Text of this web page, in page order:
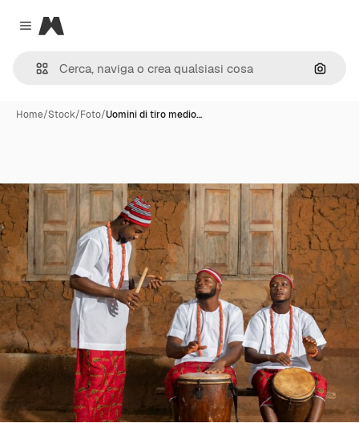
Close menu
Magnific
Cerca
Home/Stock/Foto/Uomini di tiro medio…